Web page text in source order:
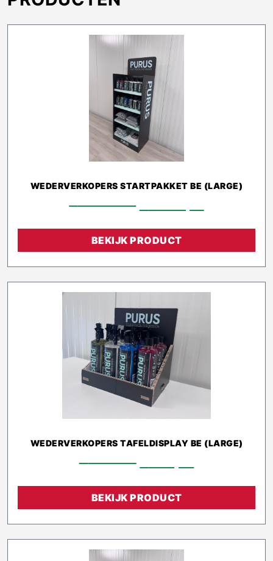
WEDERVERKOPERS STARTPAKKET BE (LARGE)
€1.339,00
BEKIJK PRODUCT
WEDERVERKOPERS TAFELDISPLAY BE (LARGE)
€576,40
BEKIJK PRODUCT